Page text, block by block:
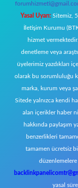
Yasal Uyarı: Sitemiz,
İletişim Kurumu
hizmet
denetleme veya
üyelerimiz yazdıkları
olarak bu sorumluluğu
marka, kurum veya
Sitede yalnızca kendi
alan içerikler haber
hakkında paylaşım
benzerlikleri
tamamen ücretsiz
yasal